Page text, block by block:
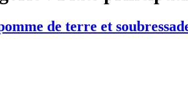
de terre et